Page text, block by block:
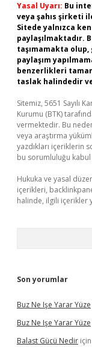
Yasal Uyarı: Bu
veya şahıs şirketi
Sitede yalnızca
paylaşılmaktadır.
taşımamakta
paylaşım
benzerlikleri
taslak halindedir
Sitemiz, 5651 Sayılı
Kurumu (BTK)
vermektedir. Bu
veya araştırma
yazdıkları içeriklerin
bu sorumluluğu kabul
Hukuka ve yasal
içerikleri,
halinde, ilgili içerikler
Son yorumlar
Buz Ne Işe Yarar Yüze
Buz Ne Işe Yarar Yüze
Balast Gücü Nedir için